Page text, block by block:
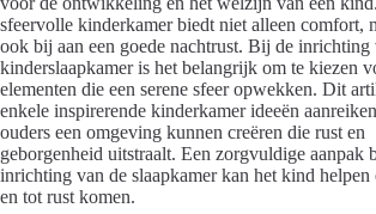
sfeervolle kinderkamer biedt niet alleen comfort,
ook bij aan een goede nachtrust. Bij de inrichting
kinderslaapkamer is het belangrijk om te kiezen
elementen die een serene sfeer opwekken. Dit
enkele inspirerende kinderkamer ideeën
ouders een omgeving kunnen creëren die rust en
geborgenheid uitstraalt. Een zorgvuldige aanpak
inrichting van de slaapkamer kan het kind helpen
en tot rust komen.